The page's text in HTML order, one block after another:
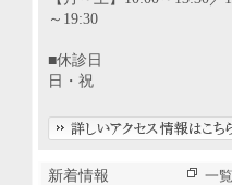
～19:30
■休診日
日・祝
新着情報 一